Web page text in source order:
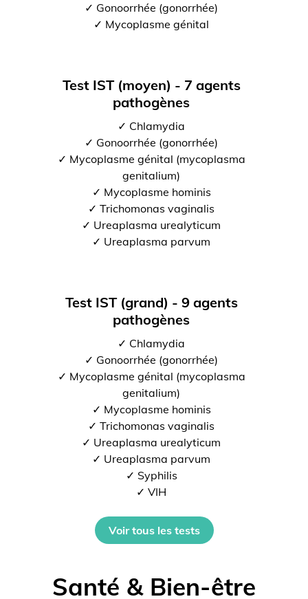
✓ Gonoorrhée (gonorrhée)
✓ Mycoplasme génital
Test IST (moyen) - 7 agents
pathogènes
✓ Chlamydia
✓ Gonoorrhée (gonorrhée)
✓ Mycoplasme génital (mycoplasma
genitalium)
✓ Mycoplasme hominis
✓ Trichomonas vaginalis
✓ Ureaplasma urealyticum
✓ Ureaplasma parvum
Test IST (grand) - 9 agents
pathogènes
✓ Chlamydia
✓ Gonoorrhée (gonorrhée)
✓ Mycoplasme génital (mycoplasma
genitalium)
✓ Mycoplasme hominis
✓ Trichomonas vaginalis
✓ Ureaplasma urealyticum
✓ Ureaplasma parvum
✓ Syphilis
✓ VIH
Voir tous les tests
Santé & Bien-être